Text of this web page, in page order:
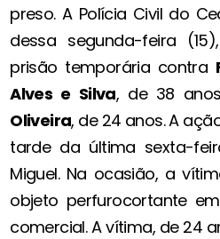
preso. A Polícia Civil do
dessa segunda-feira
prisão temporária contra
Alves e Silva, de 38
Oliveira, de 24 anos. A
tarde da última sexta-
Miguel. Na ocasião, a
objeto perfurocortante
comercial. A vítima, de 24